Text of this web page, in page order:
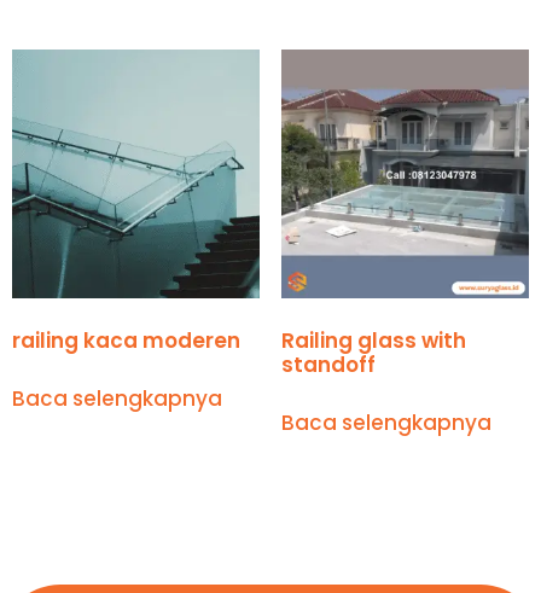
railing kaca moderen
Baca selengkapnya
Railing glass with
standoff
Baca selengkapnya